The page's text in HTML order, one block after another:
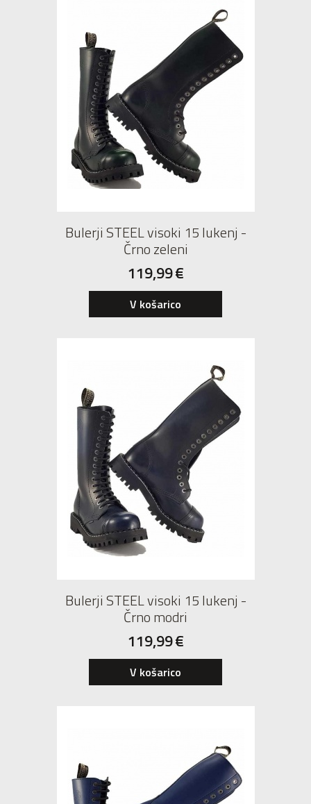
42
Bulerji STEEL visoki 15 lukenj -
Črno zeleni
119,99€
V košarico
42
Bulerji STEEL visoki 15 lukenj -
Črno modri
119,99€
V košarico